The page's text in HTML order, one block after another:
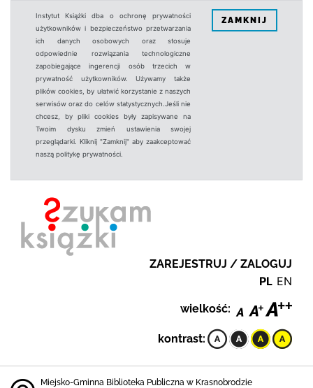
Instytut Książki dba o ochronę prywatności
użytkowników i bezpieczeństwo przetwarzania
ich danych osobowych oraz stosuje
odpowiednie rozwiązania technologiczne
zapobiegające ingerencji osób trzecich w
prywatność użytkowników. Używamy także
plików cookies, by ułatwić korzystanie z naszych
serwisów oraz do celów statystycznych.Jeśli nie
chcesz, by pliki cookies były zapisywane na
Twoim dysku zmień ustawienia swojej
przeglądarki. Kliknij "Zamknij" aby zaakceptować
naszą politykę prywatności.
ZAMKNIJ
ZAREJESTRUJ / ZALOGUJ
PL EN
wielkość:
kontrast:
Miejsko-Gminna Biblioteka Publiczna w Krasnobrodzie